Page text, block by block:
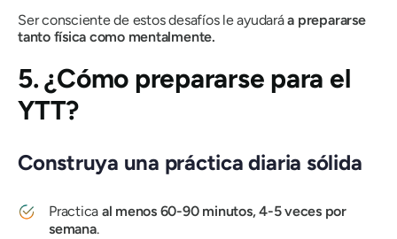
Ser consciente de estos desafíos le ayudaráa prepararse
tanto física como mentalmente.
5. ¿Cómo prepararse para el
YTT?
Construya una práctica diaria sólida
Practica al menos 60-90 minutos, 4-5 veces por
semana.